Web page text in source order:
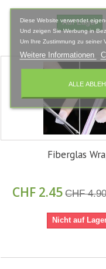
Auf Lager
Fiberglas
CHF 2.45 CHF
Nicht auf
Diese Website verwendet
Und zeigen Sie Werbung in
Um Ihre Zustimmung zu seiner
Weitere Informationen
ALLE